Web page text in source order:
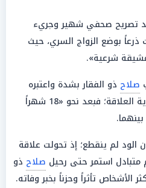
تصريح صحفي شهير وجريء
ذرعاً بوضع الزواج السري، حيث
عشيقة شرعية».
صلاح ذو الفقار بشدة واعتبره
مساساً بكرامته، مما عجّل بنهاية العلاقة؛ فبعد نحو «18 شهراً
بينهما.
الود لم ينقطع؛ إذ تحولت علاقة
متبادل استمر حتى رحيل صلاح ذو
الأشخاص تأثراً وحزناً بخبر وفاته.